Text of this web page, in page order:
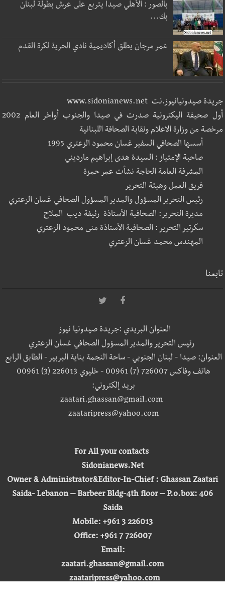
بالصور : الأهلي صيدا يتربع على عرش بطولة لبنان
بك...
عمر مرجان يطلق أكاديمية نادي الحرية لكرة القدم
جريدة صيدونيانيوز.نت www.sidonianews.net
أول صحيفة اليكترونية صدرت في صيدا والجنوب أواخر العام 2002
مرخصة من وزارة الاعلام ونقابة الصحافة اللبنانية
أسسها الصحافي السفير غسان محمود الزعتري 1995
صاحبة الإمتياز : السيدة هدى إبراهيم مارديني
المشرفة العامة الحاجة نشأت عمر حمزة
فريق العمل وهيئة التحرير
رئيس التحرير المسؤول والمدير المسؤول الصحافي غسان الزعتري
مديرة التحرير: الصحافية الأستاذة رئيفة ديب الملاح
سكرتير التحرير : الصحافية الأستاذة منى محمود الزعتري
المهندس محمد غسان الزعتري
تابعنا
العنوان البريدي :جريدة صيدونيا نيوز
رئيس التحرير والمدير المسؤول الصحافي غسان الزعتري
العنوان: صيدا - لبنان الجنوبي - ساحة النجمة بناية البربير - الطابق الرابع
هاتف وفاكس 726007 (7) 00961 - خليوي 226013 (3) 00961
بريد إلكتروني:
zaatari.ghassan@gmail.com
zaataripress@yahoo.com
For All your contacts
Sidonianews.Net
Owner & Administrator&Editor-In-Chief : Ghassan Zaatari
Saida- Lebanon – Barbeer Bldg-4th floor – P.o.box: 406
Saida
Mobile: +961 3 226013
Office: +961 7 726007
Email:
zaatari.ghassan@gmail.com
zaataripress@yahoo.com